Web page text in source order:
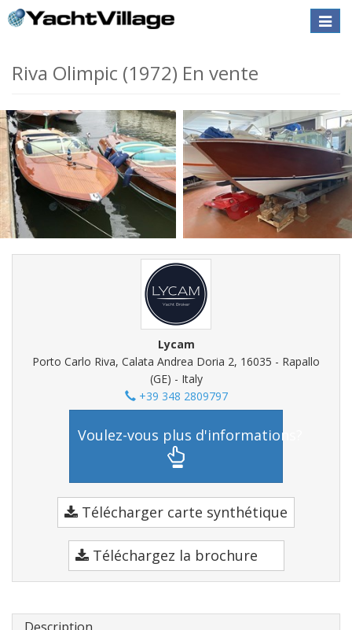
Toggle
Riva Olimpic (1972) En vente
Lycam
Porto Carlo Riva, Calata Andrea Doria 2, 16035 - Rapallo
(GE) - Italy
+39 348 2809797
Voulez-vous plus d'informations?
Télécharger carte synthétique
Téléchargez la brochure